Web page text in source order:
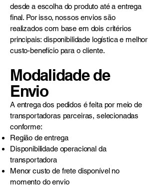
desde a escolha do produto até a entrega
final. Por isso, nossos envios são
realizados com base em dois critérios
principais: disponibilidade logística e melhor
custo-benefício para o cliente.
Modalidade de
Envio
A entrega dos pedidos é feita por meio de
transportadoras parceiras, selecionadas
conforme:
Região de entrega
Disponibilidade operacional da
transportadora
Menor custo de frete disponível no
momento do envio